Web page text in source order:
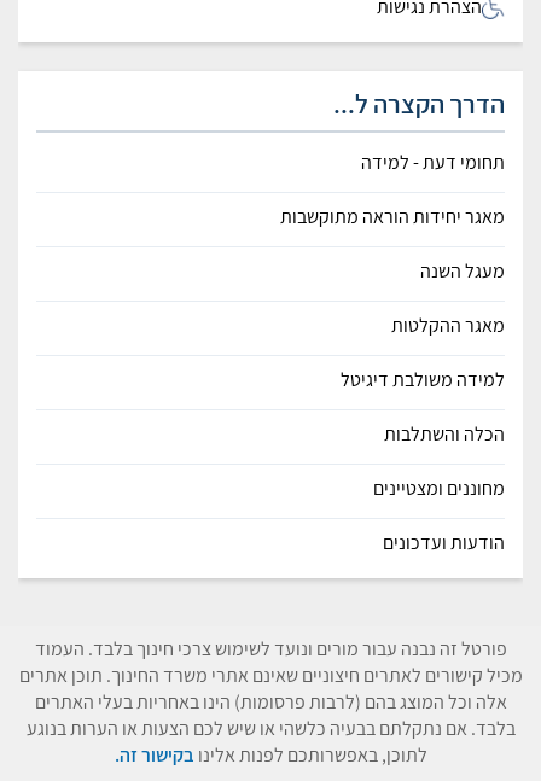
הצהרת נגישות
הדרך הקצרה ל...
תחומי דעת - למידה
מאגר יחידות הוראה מתוקשבות
מעגל השנה
מאגר ההקלטות
למידה משולבת דיגיטל
הכלה והשתלבות
מחוננים ומצטיינים
הודעות ועדכונים
פורטל זה נבנה עבור מורים ונועד לשימוש צרכי חינוך בלבד. העמוד
מכיל קישורים לאתרים חיצוניים שאינם אתרי משרד החינוך. תוכן אתרים
אלה וכל המוצג בהם (לרבות פרסומות) הינו באחריות בעלי האתרים
בלבד. אם נתקלתם בבעיה כלשהי או שיש לכם הצעות או הערות בנוגע
לתוכן, באפשרותכם לפנות אלינו בקישור זה.